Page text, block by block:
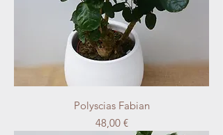
Polyscias Fabian
Precio
48,00 €